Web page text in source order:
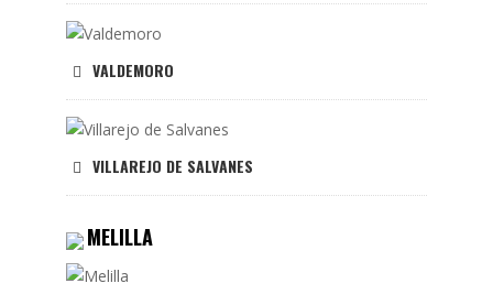
VALDEMORO
VILLAREJO DE SALVANES
MELILLA